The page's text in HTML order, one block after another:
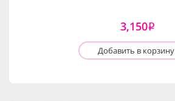
3,150i
Добавить в корзину